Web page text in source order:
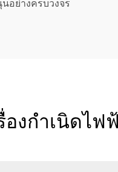
อย่างครบวงจร
งกำเนิดไฟ